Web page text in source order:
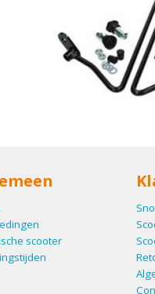
scooter